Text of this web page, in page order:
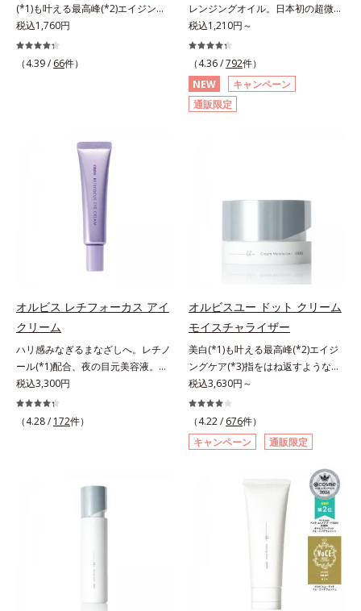
栓溶解オイル(*4)が詰まりや黒ずみ
も溶かして、毛穴の目立ちにくいす
べすべ肌に洗い上げます。大人肌の
ためのくすみ(*5)を晴らすアプロー
*1 ポーラ化成独自の（Ｃ１２－２
０）アルキルグルコシド（保湿）で
形成するミセルから、汚れをはね返
す水の膜をつくる技術が日本初
（2024年12月時点、J－GLOBALに
よる自社調べ）*2 オルビス内でか
つてないオイルクレンジングのこと
ル*5 乾燥や汚れによる*6 キメの乱
れによる＜使用量目安＞適量＜使用
ステップ＞オルビス ザ クレンジン
グ オイル ⇒ 洗顔料 ⇒ 化粧
水 ⇒ 保湿液 ※W洗顔が必要で
す＜使用方法＞1.適量をとり、手の
ひら全体にさっと広げます。2.肌の
とり、メイクとしっかりなじませて
水またはぬるま湯でよく洗い流しま
(*1)も叶える最高峰(*2)エイジング
ケア(*3)。ハリも透明感(*4)も結果
主義。年齢サイン(*5)の因子に着目
した肌科学エイジングケア(*3)シリ
もに現れる年齢サイン(*5)について
研究を進めたところ、弾力感のない
状態である「ハリのなさ」や、くす
み(*6)などが現れている状態である
「透明感のなさ」が現れることで大
人の肌印象に大きな影響を与えてい
ることが分かりました。そこでオル
ら配合している美白有効成分「トラ
ネキサム酸」を配合しました。さら
に、シリーズ共通の美容成分(*7)
「GLルートブースター(*9)」を配合
することで、肌のふっくら感や透明
感を叶えます。美白ケアしながら多
角的なエイジングケアが叶うシリー
援します。*1 メラニンの生成を抑
シュ除く）*2 オルビス内スキンケ
る*5 乾燥、ハリ・ツヤのなさ
*6 乾燥による*7 保湿成分*8
ロニセラカエルレア果汁、ノバラエ
税込1,760円
（4.39 / 66件）
レンジングオイル。日本初の超微粒
子技術(*1)が毛穴奥の微細な汚れに
アプローチ。圧倒的な洗浄力と毛穴
悩みに着目したクレンジングオイル
です。日本初・超微粒子技術(*1)
で、さっと塗り広げるだけで濃いメ
イクはもちろん毛穴悩みも取り去
に成功。毛穴よりはるかに小さい超
微粒子とオイルが肌と汚れの間に入
り込み、小さくばらけて肌表面にう
るおいベールを形成。これにより、
することを防止し、細かい毛穴汚れ
をごっそりするん！角栓溶解オイル
(*4)が詰まりや黒ずみも溶かして、
毛穴の目立ちにくいすべすべ肌に洗
い上げます。大人肌のためのくすみ
(*5)を晴らすアプローチによって圧
巻の洗浄力と保湿力を叶え、毛穴目
立ち(*6)や乾燥によるくすみをケア
し、毎日のメイクが楽しくなる晴れ
やかな肌に導きます。*1 ポーラ化
成独自の（Ｃ１２－２０）アルキル
グルコシド（保湿）で形成するミセ
ルから、汚れをはね返す水の膜をつ
くる技術が日本初（2024年12月時
点、J－GLOBALによる自社調べ）
*2 オルビス内でかつてないオイル
クレンジングのこと*3 ポーラ化成
独自の（Ｃ１２－２０）アルキルグ
税込1,210円～
（4.36 /792件）
NEW
キャンペーン
通販限定
オルビス レチフォーカス アイ
クリーム
ハリ感みなぎるまなざしへ。レチノ
ール(*1)配合、夜の目元美容液。オ
ルビスの目元技術を結集し、ハリ感
みなぎるまなざしへ。レチノール
(*1)配合の目元美容液です。目元悩
与え、湧き上がるようなハリ感を呼
り、肌表面にピン！としたハリ感を
アの最後にプラスすることで乾燥に
よる小ジワを目立たなくし、ハリ感
みなぎる目元を目指します。*1 レ
税込3,300円
（4.28 / 172件）
オルビスユー ドット クリーム
モイスチャライザー
美白(*1)も叶える最高峰(*2)エイジ
ングケア(*3)指をはね返すような弾
力感が宿るハリ感 濃密フィットク
リーム。ハリも透明感(*4)も結果主
義。年齢サイン(*5)の因子に着目し
た肌科学エイジングケア(*3)シリー
ズ。オルビスユー ドットシリーズ
は、年齢による肌悩み一つ一つを対
処するのではなく、肌で起きている
ことの根本原因に着目。加齢ととも
に現れる年齢サインについて研究を
進めたところ、弾力感のない状態で
ある「ハリのなさ」や、くすみ(*6)
などが現れている状態である「透明
感のなさ」が、大人の肌印象に大き
税込3,630円～
（4.22 / 676件）
キャンペーン
通販限定